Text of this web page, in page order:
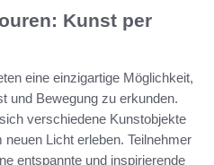
Kunst per
eine einzigartige Möglichkeit,
und Bewegung zu erkunden.
verschiedene Kunstobjekte
Licht erleben. Teilnehmer
entspannte und inspirierende